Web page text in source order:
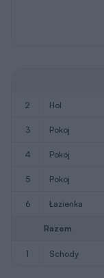
2 hol
3 pokój
4 pokój
5 pokój
6 łazienka
Razem
1 schody